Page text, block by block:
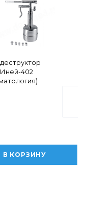
402
В КОРЗИНУ